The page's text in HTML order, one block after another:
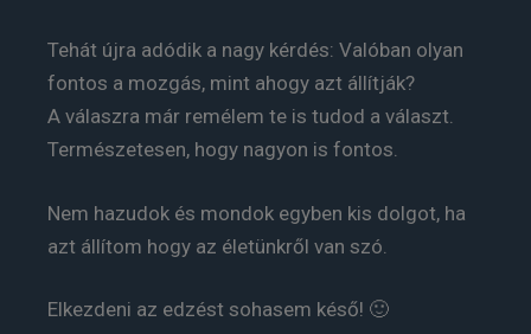
Tehát újra adódik a nagy kérdés: Valóban olyan
fontos a mozgás, mint ahogy azt állítják?
A válaszra már remélem te is tudod a választ.
Természetesen, hogy nagyon is fontos.
Nem hazudok és mondok egyben kis dolgot, ha
azt állítom hogy az életünkről van szó.
Elkezdeni az edzést sohasem késő! 🙂